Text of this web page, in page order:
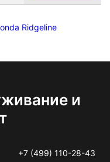
Ridgeline
и
+7 (499) 110-28-43